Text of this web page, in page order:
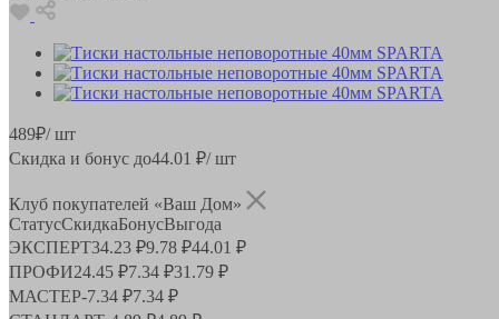
489₽/ шт
Скидка и бонус до44.01 ₽/ шт
Клуб покупателей «Ваш Дом»
СтатусСкидкаБонусВыгода
ЭКСПЕРТ34.23 ₽9.78 ₽44.01 ₽
ПРОФИ24.45 ₽7.34 ₽31.79 ₽
МАСТЕР-7.34 ₽7.34 ₽